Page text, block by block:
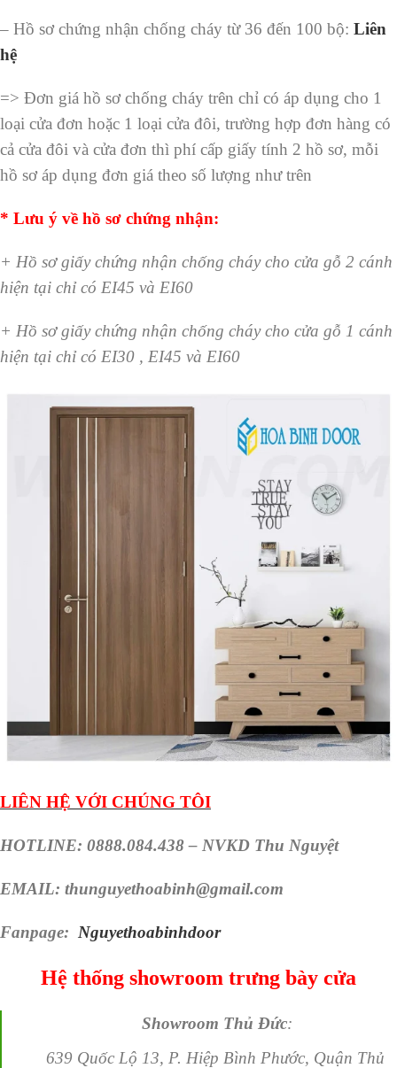
– Hồ sơ chứng nhận chống cháy từ 36 đến 100 bộ: Liên
hệ
=> Đơn giá hồ sơ chống cháy trên chỉ có áp dụng cho 1
loại cửa đơn hoặc 1 loại cửa đôi, trường hợp đơn hàng có
cả cửa đôi và cửa đơn thì phí cấp giấy tính 2 hồ sơ, mỗi
hồ sơ áp dụng đơn giá theo số lượng như trên
* Lưu ý về hồ sơ chứng nhận:
+ Hồ sơ giấy chứng nhận chống cháy cho cửa gỗ 2 cánh
hiện tại chỉ có EI45 và EI60
+ Hồ sơ giấy chứng nhận chống cháy cho cửa gỗ 1 cánh
hiện tại chỉ có EI30 , EI45 và EI60
LIÊN HỆ VỚI CHÚNG TÔI
HOTLINE: 0888.084.438 – NVKD Thu Nguyệt
EMAIL: thunguyethoabinh@gmail.com
Fanpage: Nguyethoabinhdoor
Hệ thống showroom trưng bày cửa
Showroom Thủ Đức:
639 Quốc Lộ 13, P. Hiệp Bình Phước, Quận Thủ